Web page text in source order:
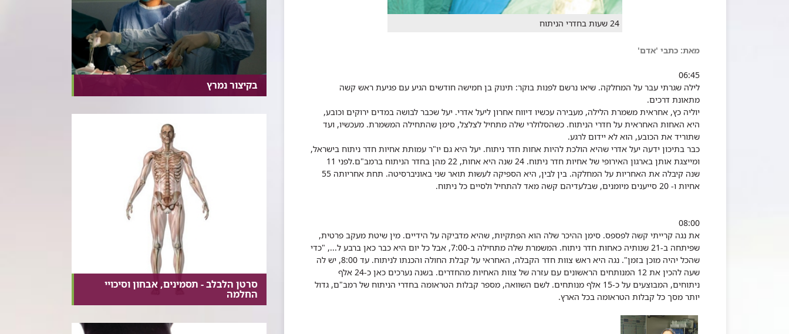
24 שעות בחדרי הניתוח
מאת: כתבי 'אדם'
06:45
לילה שגרתי עבר על המחלקה. שיאו נרשם לפנות בוקר: תינוק בן חמישה חודשים הגיע עם פגיעת ראש קשה
מתאונת דרכים.
יוליה כץ, אחראית משמרת הלילה, מעבירה עכשיו דיווח אחרון ליעל אדרי. יעל שכבר לבושה במדים ירוקים וכובע,
היא האחות האחראית על חדרי הניתוח. כשהסלולרי שלה מתחיל לצלצל, סימן שהתחילה המשמרת. מעכשיו, ועד
שתוריד את הכובע, הוא לא יידום לרגע.
כבר בתיכון ידעה יעל אדרי שהיא הולכת להיות אחות חדר ניתוח. יעל היא גם יו"ר עמותת אחיות חדר ניתוח בישראל,
ומייצגת אותן בארגון האירופי של אחיות חדר ניתוח. 24 שנה היא אחות, 22 מהן בחדר הניתוח ברמב"ם.לפני 11
שנה קיבלה את האחריות על המחלקה. בין לבין, היא הספיקה לעשות תואר שני באוניברסיטה. תחת אחריותה 55
אחיות ו- 20 סייענים מיומנים, שבלעדיהם קשה מאד להתחיל ולסיים כל ניתוח.
08:00
את נגה קרייתי קשה לפספס. סימן ההיכר שלה הוא הפתקיות, שהיא מדביקה על הידיים. מין שיטת מעקב פרטית,
שפיתחה ב-21 שנותיה כאחות חדר ניתוח. המשמרת שלה מתחילה ב-7:00, אבל כל יום היא כבר כאן ברבע ל..., "כדי
שהכל יהיה מוכן בזמן". נגה היא ראש צוות חדר הקבלה, האחראי על קבלת החולה והכנתו לניתוח.
עד 8:00, יש לה
שעה להכין את 12 המנותחים הראשונים עם עזרה של צוות האחיות מהחדרים. בשנה נערכים כאן כ-24 אלף
ניתוחים, המבוצעים על כ-15 אלף מנותחים. לשם השוואה, מספר קבלות הטראומה בחדרי הניתוח של רמב"ם, גדול
יותר מסך כל קבלות הטראומה בכל הארץ.
בקיצור נמרץ
סרטן הלבלב - תסמינים, אבחון וסיכויי
החלמה